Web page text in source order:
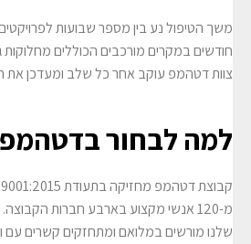
משך הטיפול נע בין מספר שבועות
חודשים במקרים מורכבים הכוללים מחלוקות
צוות דטהמפ עוקב אחר כל שלב ומעדכן את
למה לבחור
מ-120 אנשי מקצוע בארבע חברות
שלנו מורשים במלואם ומתחזקים קשרים עם